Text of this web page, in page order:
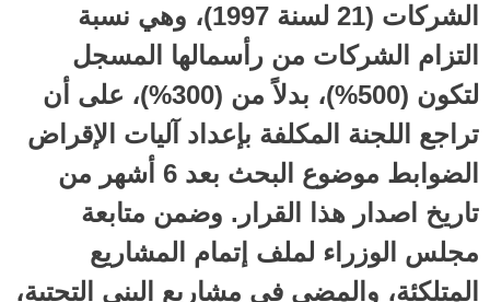
الشركات (21 لسنة 1997)، وهي نسبة
التزام الشركات من رأسمالها المسجل
لتكون (500%)، بدلاً من (300%)، على أن
تراجع اللجنة المكلفة بإعداد آليات الإقراض
الضوابط موضوع البحث بعد 6 أشهر من
تاريخ اصدار هذا القرار. وضمن متابعة
مجلس الوزراء لملف إتمام المشاريع
المتلكئة، والمضي في مشاريع البنى التحتية،